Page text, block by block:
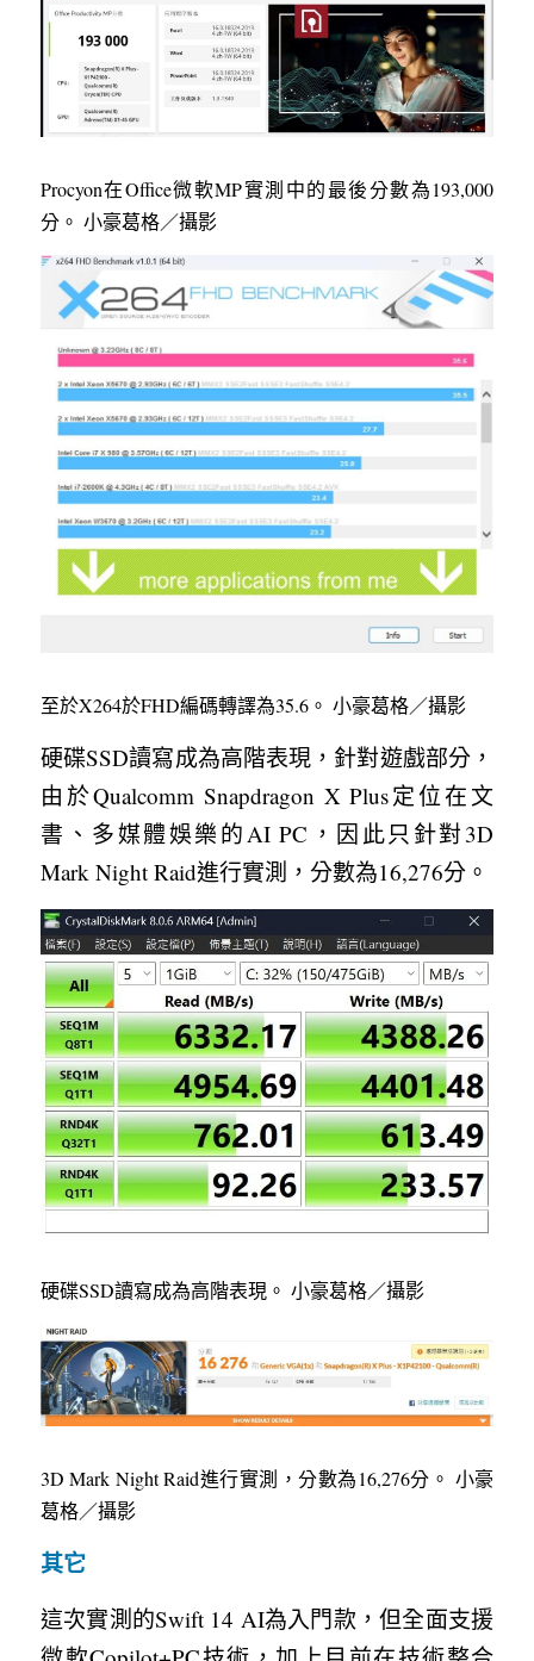
Procyon在Office微軟MP實測中的最後分數為193,000
分。 小豪葛格／攝影
至於X264於FHD編碼轉譯為35.6。 小豪葛格／攝影
硬碟SSD讀寫成為高階表現，針對遊戲部分，
由於Qualcomm Snapdragon X Plus定位在文
書、多媒體娛樂的AI PC，因此只針對3D
Mark Night Raid進行實測，分數為16,276分。
硬碟SSD讀寫成為高階表現。 小豪葛格／攝影
3D Mark Night Raid進行實測，分數為16,276分。 小豪
葛格／攝影
其它
這次實測的Swift 14 AI為入門款，但全面支援